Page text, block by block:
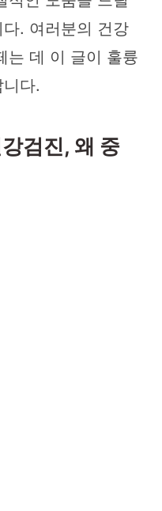
. 여러분의 건강
는 데 이 글이 훌륭
다.
검진, 왜 중